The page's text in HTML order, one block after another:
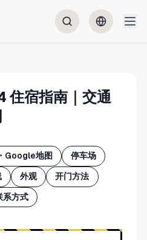
住宿指南｜交通
Google地图 停车场
外观 开门方法
系方式